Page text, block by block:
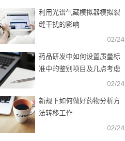
利用光谱气藏模拟器模拟裂
缝干扰的影响
02/24
药品研发中如何设置质量标
准中的鉴别项目及几点考虑
02/24
新规下如何做好药物分析方
法转移工作
02/24